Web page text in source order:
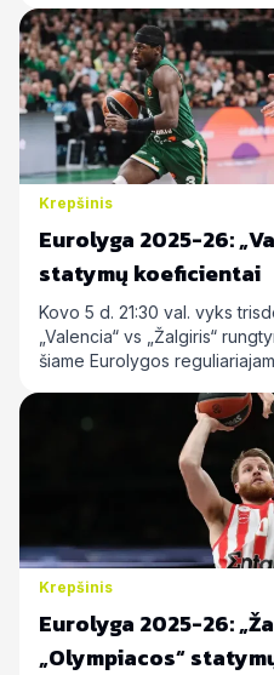
Krepšinis
Eurolyga 2025-26:
statymų koeficientai
Kovo 5 d. 21:30 val. vyks
„Valencia“ vs „Žalgiris“
šiame Eurolygos
Krepšinis
Eurolyga 2025-26:
„Olympiacos“